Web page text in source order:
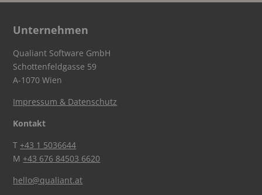
Unternehmen
Qualiant Software GmbH
Schottenfeldgasse 59
A-1070 Wien
Impressum & Datenschutz
Kontakt
T+43 1 5036644
M+43 676 84503 6620
hello@qualiant.at